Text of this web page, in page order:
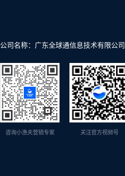
公司名称：广东全球通信息技术有限公司
咨询小渔夫营销专家 关注官方视频号